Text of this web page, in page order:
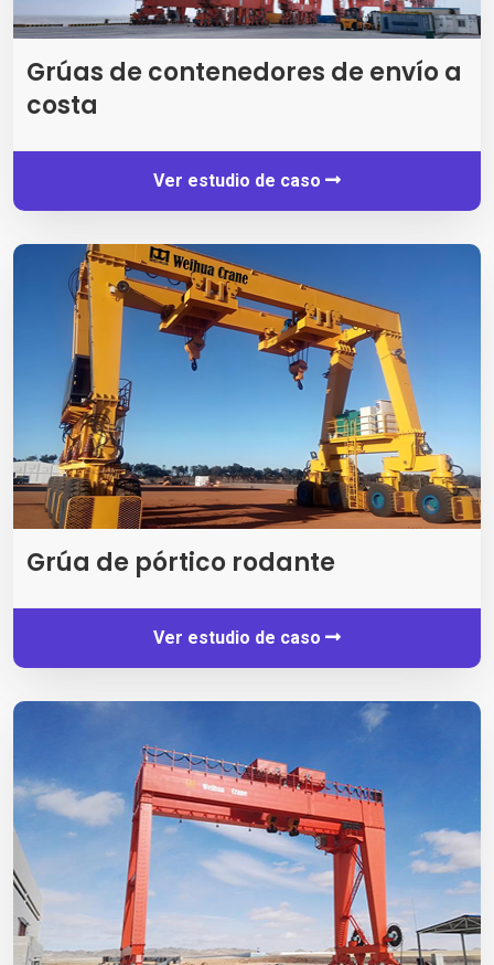
Grúas de contenedores de envío a
costa
Ver estudio de caso
Grúa de pórtico rodante
Ver estudio de caso